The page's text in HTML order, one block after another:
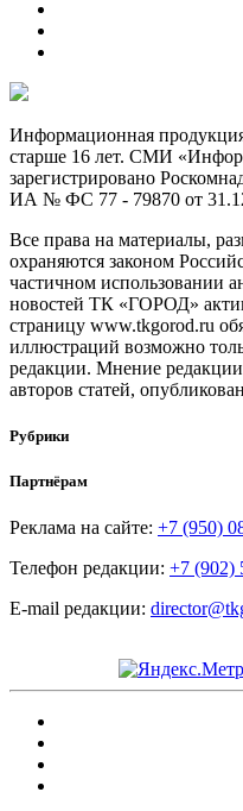
Информационная
старше 16 лет. СМИ
зарегистрировано
ИА № ФС 77 - 79870 от
Все права на материалы,
охраняются законом
частичном использовании
новостей ТК «ГОРОД»
страницу www.tkgorod.ru
иллюстраций возможно
редакции. Мнение редакции
авторов статей,
Рубрики
Партнёрам
Реклама на сайте: +7 (950)
Телефон редакции: +7 (902)
E-mail редакции: